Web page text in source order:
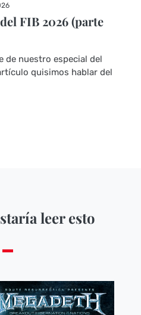
FIB 2026 (parte
de nuestro especial del
quisimos hablar del
leer esto